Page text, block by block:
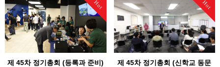
Hot
제 45차 정기총회 (등록과 준비)
Hot
제 45차 정기총회 (신학교 동문